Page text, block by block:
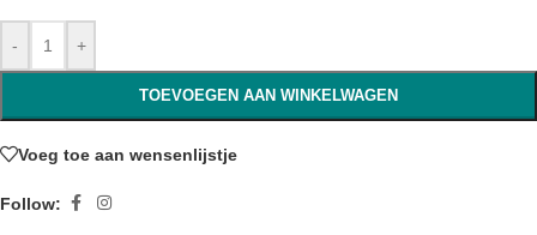
- +
TOEVOEGEN AAN WINKELWAGEN
Voeg toe aan wensenlijstje
Follow: